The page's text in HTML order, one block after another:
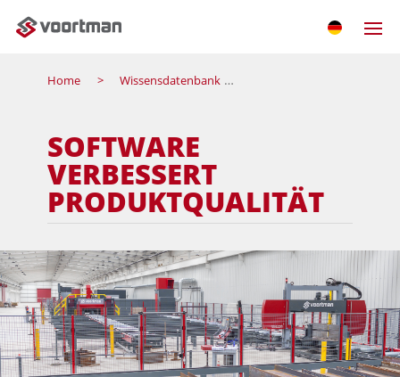
Home Wissensdatenbank
SOFTWARE
VERBESSERT
PRODUKTQUALITÄT